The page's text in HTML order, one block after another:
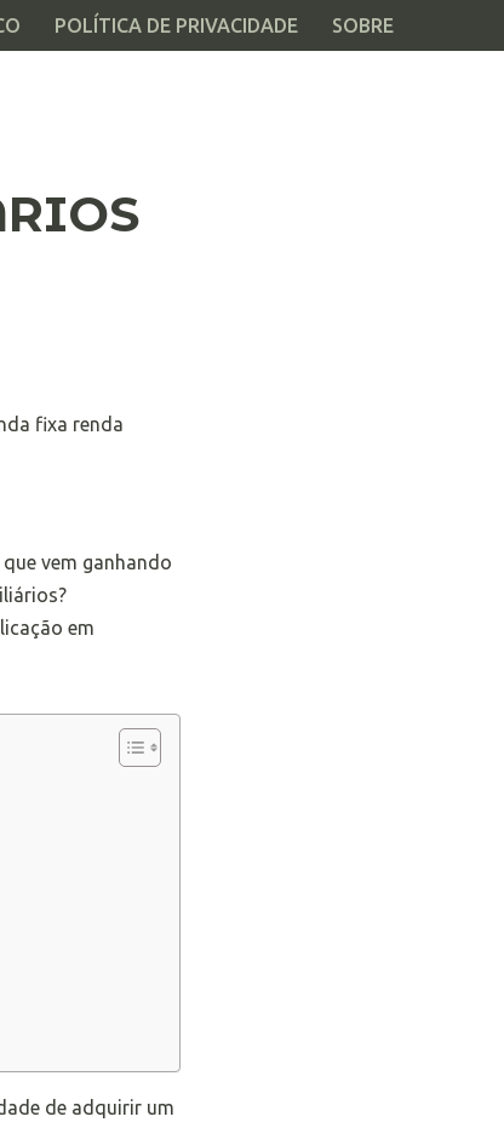
POLÍTICA DE PRIVACIDADE SOBRE
vem ganhando
em
de adquirir um